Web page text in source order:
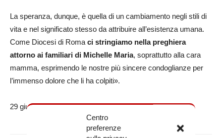
Centro
preferenze
La speranza, dunque, è quella di un cambiamento negli stili di
vita e nel significato stesso da attribuire all’esistenza umana.
Come Diocesi di Roma ci stringiamo nella preghiera
attorno ai familiari di Michelle Maria, soprattutto alla cara
mamma, esprimendo le nostre più sincere condoglianze per
l’immenso dolore che li ha colpiti».
29 giugno 2023